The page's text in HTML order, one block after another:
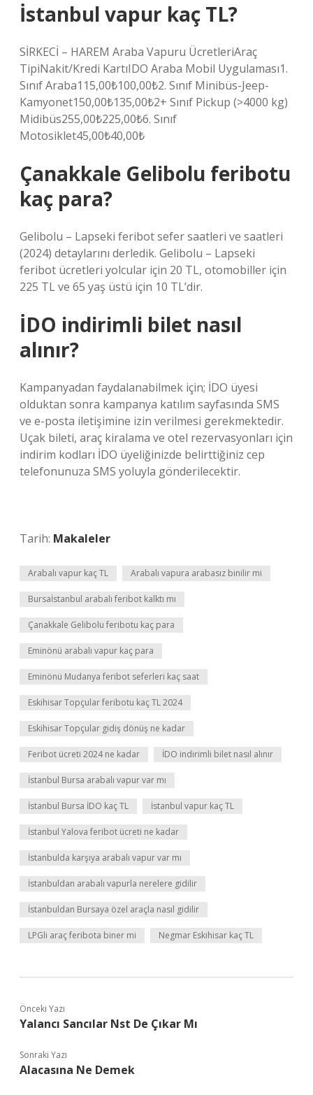
İstanbul vapur kaç TL?
SİRKECİ – HAREM Araba Vapuru ÜcretleriAraç
TipiNakit/Kredi KartıIDO Araba Mobil Uygulaması1.
Sınıf Araba115,00₺100,00₺2. Sınıf Minibüs-Jeep-
Kamyonet150,00₺135,00₺2+ Sınıf Pickup (>4000 kg)
Midibüs255,00₺225,00₺6. Sınıf
Motosiklet45,00₺40,00₺
Çanakkale Gelibolu feribotu
kaç para?
Gelibolu – Lapseki feribot sefer saatleri ve saatleri
(2024) detaylarını derledik. Gelibolu – Lapseki
feribot ücretleri yolcular için 20 TL, otomobiller için
225 TL ve 65 yaş üstü için 10 TL’dir.
İDO indirimli bilet nasıl
alınır?
Kampanyadan faydalanabilmek için; İDO üyesi
olduktan sonra kampanya katılım sayfasında SMS
ve e-posta iletişimine izin verilmesi gerekmektedir.
Uçak bileti, araç kiralama ve otel rezervasyonları için
indirim kodları İDO üyeliğinizde belirttiğiniz cep
telefonunuza SMS yoluyla gönderilecektir.
Tarih: Makaleler
Arabalı vapur kaç TL Arabalı vapura arabasız binilir mi
Bursaİstanbul arabalı feribot kalktı mı
Çanakkale Gelibolu feribotu kaç para
Eminönü arabalı vapur kaç para
Eminönü Mudanya feribot seferleri kaç saat
Eskihisar Topçular feribotu kaç TL 2024
Eskihisar Topçular gidiş dönüş ne kadar
Feribot ücreti 2024 ne kadar İDO indirimli bilet nasıl alınır
İstanbul Bursa arabalı vapur var mı
İstanbul Bursa İDO kaç TL İstanbul vapur kaç TL
İstanbul Yalova feribot ücreti ne kadar
İstanbulda karşıya arabalı vapur var mı
İstanbuldan arabalı vapurla nerelere gidilir
İstanbuldan Bursaya özel araçla nasıl gidilir
LPGli araç feribota biner mi Negmar Eskihisar kaç TL
Önceki Yazı
Yalancı Sancılar Nst De Çıkar Mı
Sonraki Yazı
Alacasına Ne Demek